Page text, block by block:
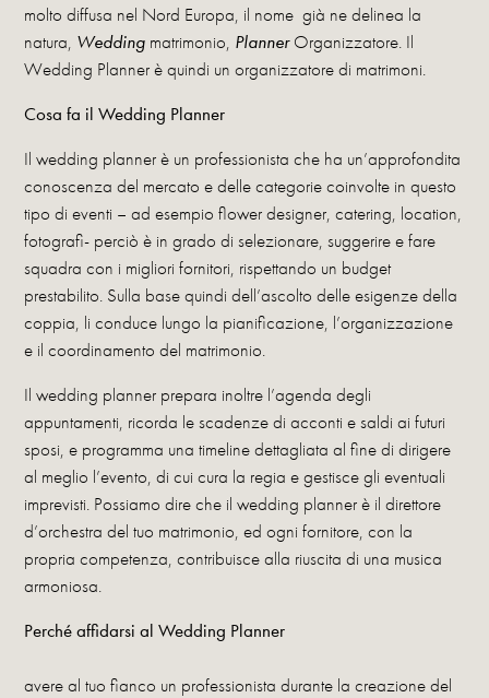
molto diffusa nel Nord Europa, il nome già ne delinea la
natura, Wedding matrimonio, PlannerOrganizzatore. Il
Wedding Planner è quindi un organizzatore di matrimoni.
Cosa fa il Wedding Planner
Il wedding planner è un professionista che ha un’approfondita
conoscenza del mercato e delle categorie coinvolte in questo
tipo di eventi – ad esempio flower designer, catering, location,
fotografi- perciò è in grado di selezionare, suggerire e fare
squadra con i migliori fornitori, rispettando un budget
prestabilito. Sulla base quindi dell’ascolto delle esigenze della
coppia, li conduce lungo la pianificazione, l’organizzazione
e il coordinamento del matrimonio.
Il wedding planner prepara inoltre l’agenda degli
appuntamenti, ricorda le scadenze di acconti e saldi ai futuri
sposi, e programma una timeline dettagliata al fine di dirigere
al meglio l’evento, di cui cura la regia e gestisce gli eventuali
imprevisti. Possiamo dire che il wedding planner è il direttore
d’orchestra del tuo matrimonio, ed ogni fornitore, con la
propria competenza, contribuisce alla riuscita di una musica
armoniosa.
Perché affidarsi al Wedding Planner
avere al tuo fianco un professionista durante la creazione del